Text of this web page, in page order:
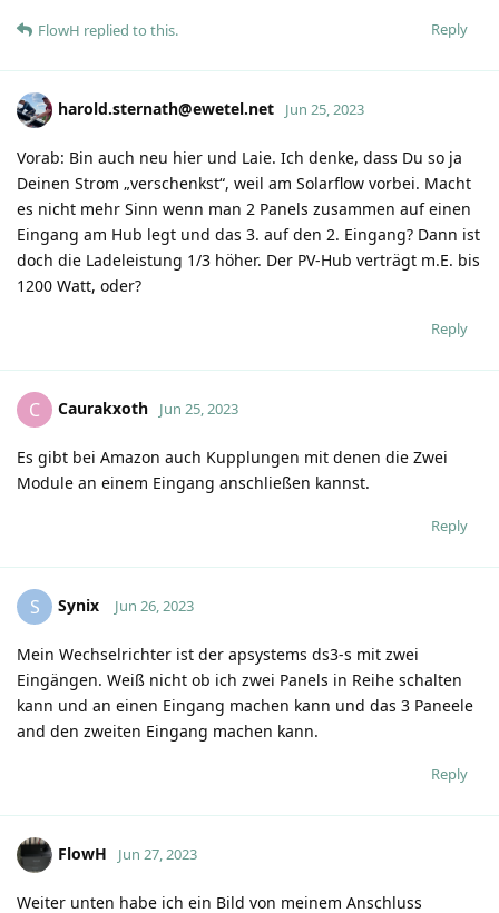
Reply
FlowH replied to this.
harold.sternath@ewetel.net Jun 25, 2023
Vorab: Bin auch neu hier und Laie. Ich denke, dass Du so ja
Deinen Strom „verschenkst“, weil am Solarflow vorbei. Macht
es nicht mehr Sinn wenn man 2 Panels zusammen auf einen
Eingang am Hub legt und das 3. auf den 2. Eingang? Dann ist
doch die Ladeleistung 1/3 höher. Der PV-Hub verträgt m.E. bis
1200 Watt, oder?
Reply
C Caurakxoth Jun 25, 2023
Es gibt bei Amazon auch Kupplungen mit denen die Zwei
Module an einem Eingang anschließen kannst.
Reply
S Synix Jun 26, 2023
Mein Wechselrichter ist der apsystems ds3-s mit zwei
Eingängen. Weiß nicht ob ich zwei Panels in Reihe schalten
kann und an einen Eingang machen kann und das 3 Paneele
and den zweiten Eingang machen kann.
Reply
FlowH Jun 27, 2023
Weiter unten habe ich ein Bild von meinem Anschluss